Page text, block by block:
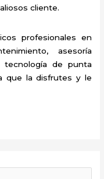
cliente.
profesionales en
asesoría
tecnología de punta
que la disfrutes y le